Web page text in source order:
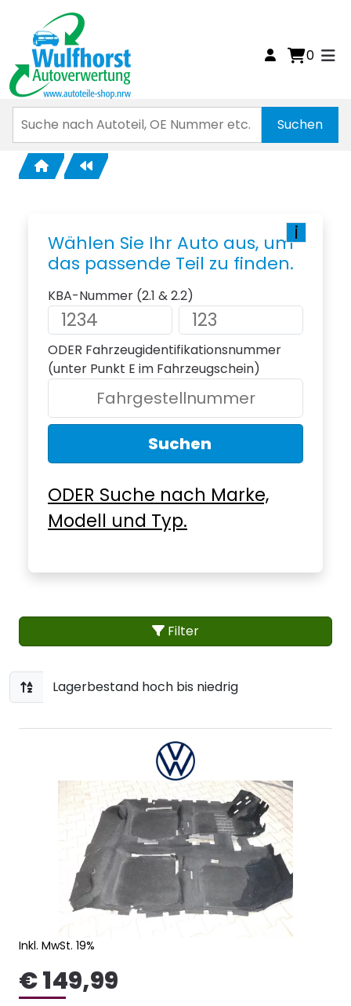
0
i
Wählen Sie Ihr Auto aus, um
das passende Teil zu finden.
KBA-Nummer (2.1 & 2.2)
ODER Fahrzeugidentifikationsnummer
(unter Punkt E im Fahrzeugschein)
Suchen
ODER Suche nach Marke,
Modell und Typ.
Filter
Inkl. MwSt. 19%
€ 149,99